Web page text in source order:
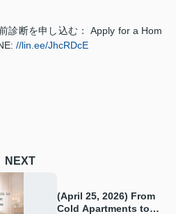
診断を申し込む： Apply for a Hom
//lin.ee/JhcRDcE
NEXT
(April 25, 2026) From
Cold Apartments to